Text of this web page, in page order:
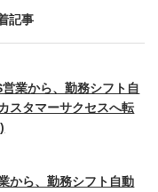
記事
業から、勤務シフト自
スタマーサクセスへ転
から、勤務シフト自動